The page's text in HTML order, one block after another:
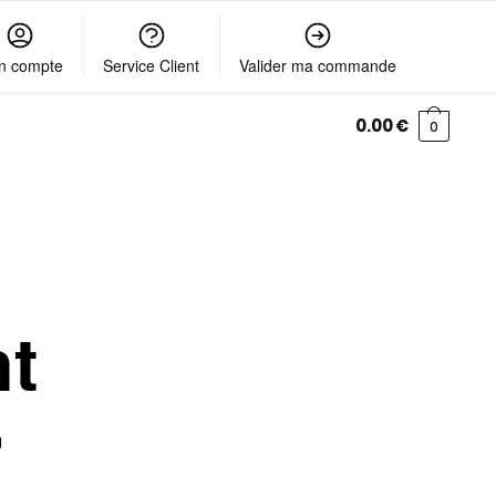
compte Service Client Valider ma commande
0.00€ 0